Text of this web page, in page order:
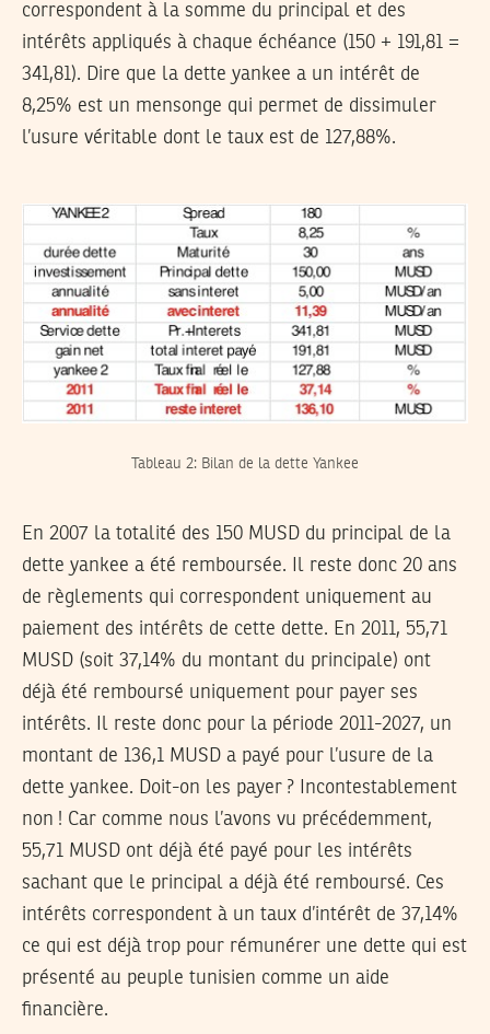
correspondent à la somme du principal et des
intérêts appliqués à chaque échéance (150 + 191,81 =
341,81). Dire que la dette yankee a un intérêt de
8,25% est un mensonge qui permet de dissimuler
l’usure véritable dont le taux est de 127,88%.
Tableau 2: Bilan de la dette Yankee
En 2007 la totalité des 150 MUSD du principal de la
dette yankee a été remboursée. Il reste donc 20 ans
de règlements qui correspondent uniquement au
paiement des intérêts de cette dette. En 2011, 55,71
MUSD (soit 37,14% du montant du principale) ont
déjà été remboursé uniquement pour payer ses
intérêts. Il reste donc pour la période 2011-2027, un
montant de 136,1 MUSD a payé pour l’usure de la
dette yankee. Doit-on les payer ? Incontestablement
non ! Car comme nous l’avons vu précédemment,
55,71 MUSD ont déjà été payé pour les intérêts
sachant que le principal a déjà été remboursé. Ces
intérêts correspondent à un taux d’intérêt de 37,14%
ce qui est déjà trop pour rémunérer une dette qui est
présenté au peuple tunisien comme un aide
financière.